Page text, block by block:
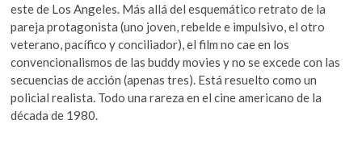
este de Los Angeles. Más allá del esquemático retrato de la
pareja protagonista (uno joven, rebelde e impulsivo, el otro
veterano, pacífico y conciliador), el film no cae en los
convencionalismos de las buddy movies y no se excede con las
secuencias de acción (apenas tres). Está resuelto como un
policial realista. Todo una rareza en el cine americano de la
década de 1980.